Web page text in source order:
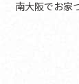
南大阪でお家